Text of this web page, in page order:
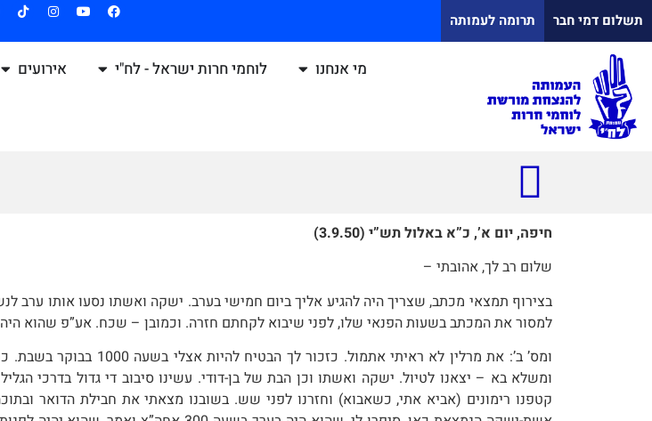
תשלום דמי חבר תרומה לעמותה
מי אנחנו לוחמי חרות ישראל - לח"י אירועים
חיפה, יום א’, כ”א באלול תש”י (3.9.50)
שלום רב לך, אהובתי –
בצירוף תמצאי מכתב, שצריך היה להגיע אליך ביום חמישי בערב. ישקה ואשתו נסעו אותו
למסור את המכתב בשעות הפנאי שלו, לפני שיבוא לקחתם חזרה. וכמובן – שכח. אע”פ שהוא היה,
ומס’ ב’: את מרלין לא ראיתי אתמול. כזכור לך הבטיח להיות אצלי בשעה 10 00 בבוקר בשבת.
ומשלא בא – יצאנו לטיול. ישקה ואשתו וכן הבת של בן-דודי. עשינו סיבוב די גדול בדרכי
קטפנו רימונים (אביא אתי, כשאבוא) וחזרנו לפני שש. בשובנו מצאתי את חבילת הדואר